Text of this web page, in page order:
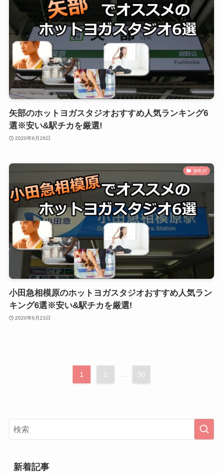
矢部のホットヨガスタジオおすすめ人気ランキング6
選※安い&駅チカを厳選!
2020年6月26日
神奈川
小田急相模原のホットヨガスタジオおすすめ人気ラン
キング6選※安い&駅チカを厳選!
2020年6月23日
1 2 ... 30
新着記事